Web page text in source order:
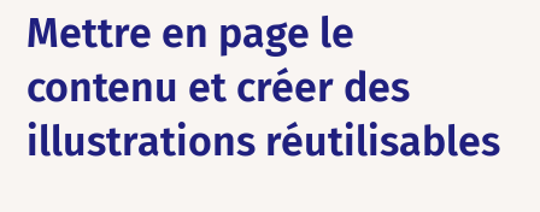
Mettre en page le
contenu et créer des
illustrations réutilisables